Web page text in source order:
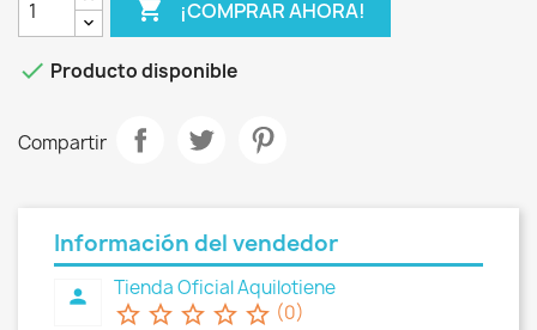
 ¡COMPRAR AHORA!
 Producto disponible
Compartir
Información del vendedor
person Tienda Oficial Aquilotiene
star_border star_border star_border star_border star_border (0)